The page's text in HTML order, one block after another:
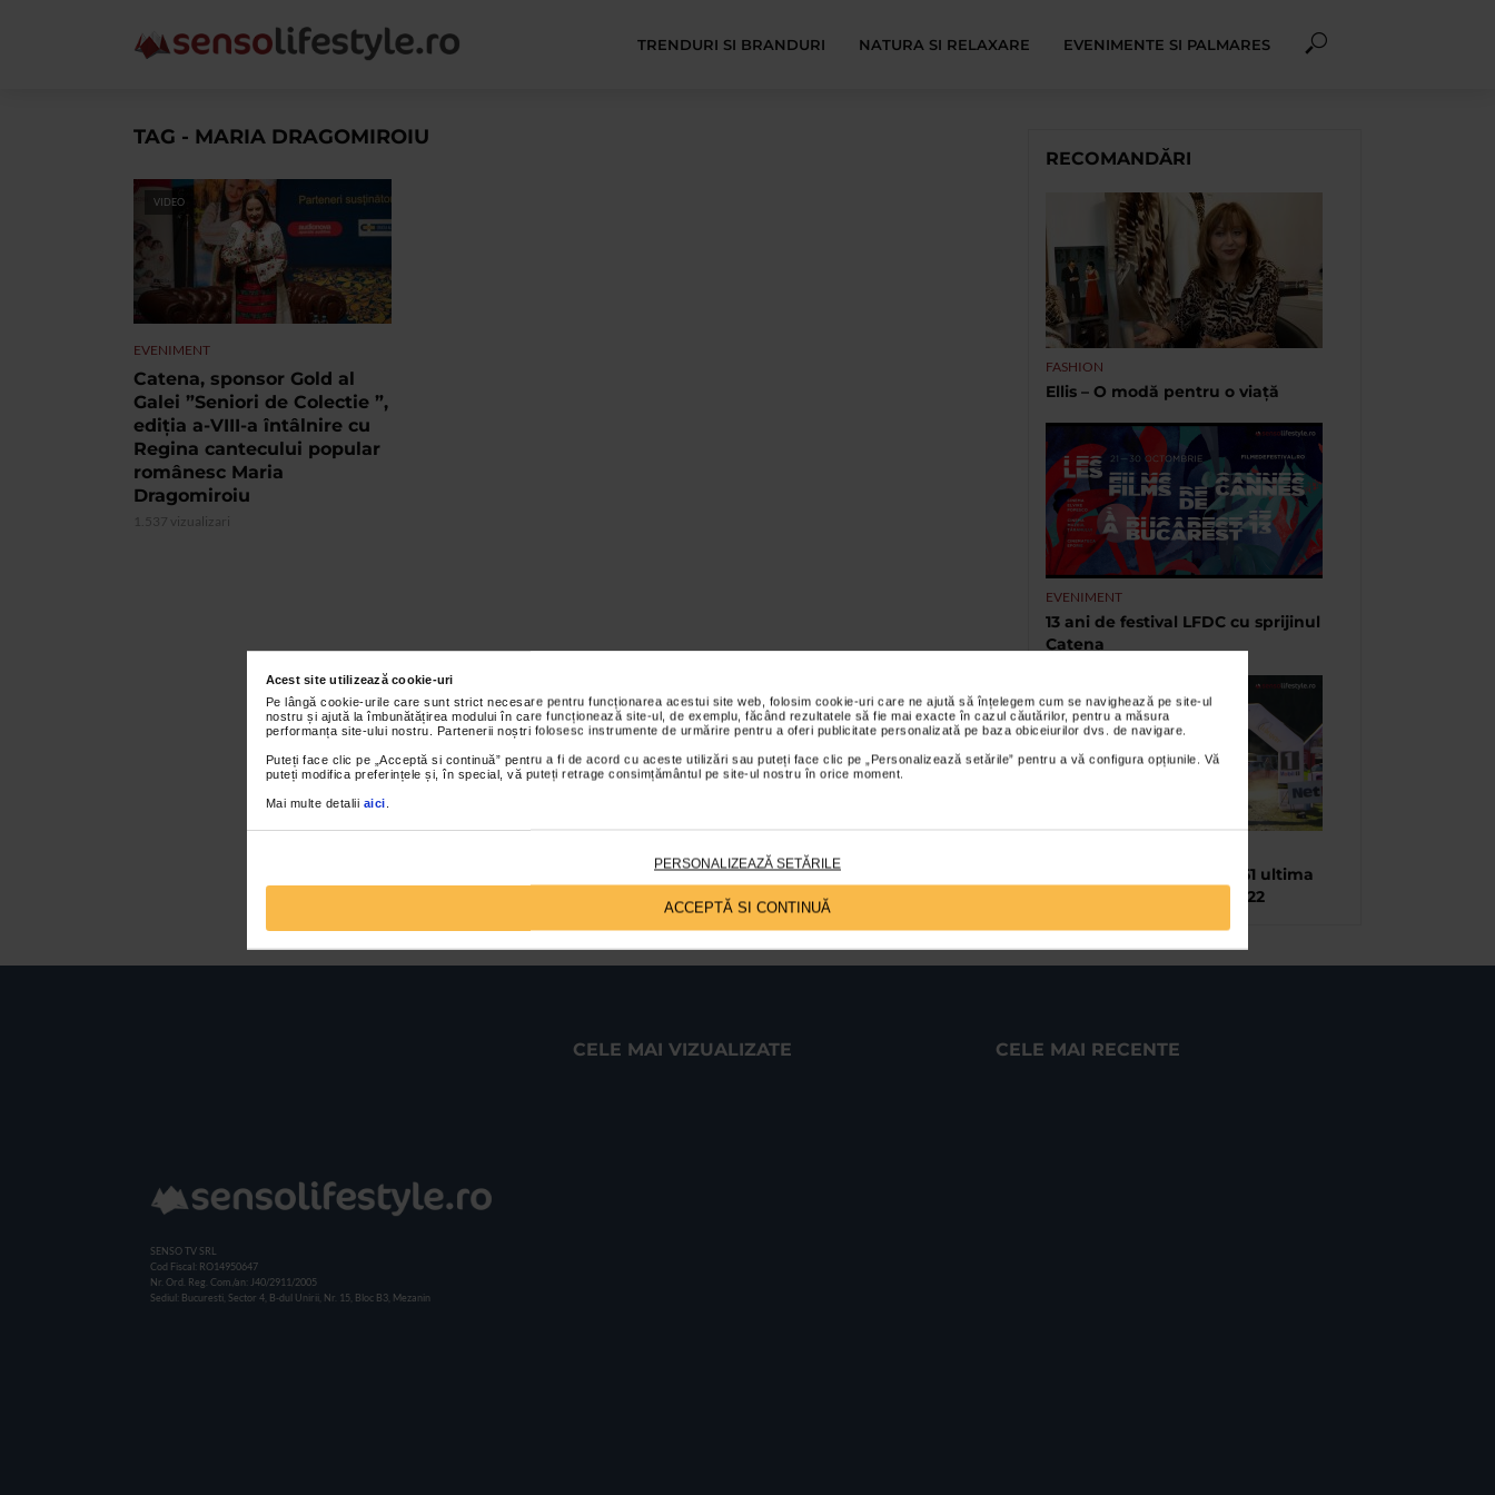
Acest site utilizează cookie-uri
Pe lângă cookie-urile care sunt strict necesare pentru funcționarea acestui site web, folosim cookie-uri care ne ajută să înțelegem cum se navighează pe site-ul
nostru și ajută la îmbunătățirea modului în care funcționează site-ul, de exemplu, făcând rezultatele să fie mai exacte în cazul căutărilor, pentru a măsura
performanța site-ului nostru. Partenerii noștri folosesc instrumente de urmărire pentru a oferi publicitate personalizată pe baza obiceiurilor dvs. de navigare.
Puteți face clic pe „Acceptă si continuă” pentru a fi de acord cu aceste utilizări sau puteți face clic pe „Personalizează setările” pentru a vă configura opțiunile. Vă
puteți modifica preferințele și, în special, vă puteți retrage consimțământul pe site-ul nostru în orice moment.
Mai multe detalii aici
PERSONALIZEAZĂ SETĂRILE
ACCEPTĂ SI CONTINUĂ
TRENDURI SI BRANDURI NATURA SI RELAXARE EVENIMENTE SI PALMARES
TAG - MARIA DRAGOMIROIU
VIDEO
EVENIMENT
Catena, sponsor Gold al
Galei ”Seniori de Colectie ”,
ediția a-VIII-a întâlnire cu
Regina cantecului popular
românesc Maria
Dragomiroiu
1.537 vizualizari
RECOMANDĂRI
FASHION
Ellis – O modă pentru o viață
EVENIMENT
13 ani de festival LFDC cu sprijinul
Catena
Raliul Brașovului, ediția 51 ultima
etapă a C.N.de Raliuri 2022
SENSO TV SRL
Cod Fiscal: RO14950647
Nr. Ord. Reg. Com./an: J40/2911/2005
Sediul: Bucuresti, Sector 4, B-dul Unirii, Nr. 15, Bloc B3, Mezanin
CELE MAI VIZUALIZATE CELE MAI RECENTE